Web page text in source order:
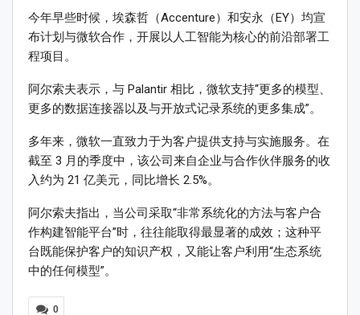
今年早些时候，埃森哲（Accenture）和安永（EY）均宣
布计划与微软合作，开展以人工智能为核心的前沿部署工
程项目。
阿尔索夫表示，与 Palantir 相比，微软支持“更多的模型、
更多的数据连接器以及与开放式记录系统的更多集成”。
多年来，微软一直致力于为客户提供支持与实施服务。在
截至 3 月的季度中，该公司来自企业与合作伙伴服务的收
入约为 21 亿美元，同比增长 2.5%。
阿尔索夫指出，当公司采取“非常系统化的方法与客户合
作构建智能平台”时，往往能取得最显著的成效；这种平
台既能保护客户的知识产权，又能让客户利用“生态系统
中的任何模型”。
0